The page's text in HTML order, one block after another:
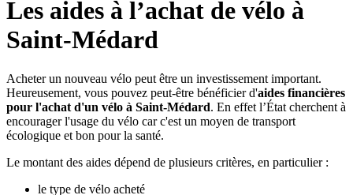
Les aides à l’achat de vélo à
Saint-Médard
Acheter un nouveau vélo peut être un investissement important.
Heureusement, vous pouvez peut-être bénéficier d'aides financières
pour l'achat d'un vélo à Saint-Médard. En effet l’État cherchent à
encourager l'usage du vélo car c'est un moyen de transport
écologique et bon pour la santé.
Le montant des aides dépend de plusieurs critères, en particulier :
le type de vélo acheté